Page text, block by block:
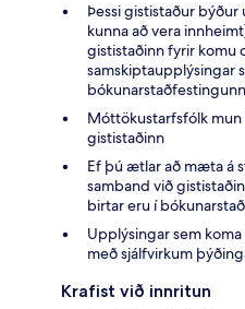
Þessi gististaður
kunna að vera
gististaðinn fyrir komu
samskiptaupplýsingar
Móttökustarfsfólk mun
gististaðinn
Ef þú ætlar að mæta á
samband við
birtar eru í
Upplýsingar sem
með sjálfvirkum
Krafist við innritun